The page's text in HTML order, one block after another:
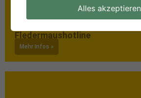
Fledermaushotline
Mehr Infos »
Alles akzeptieren